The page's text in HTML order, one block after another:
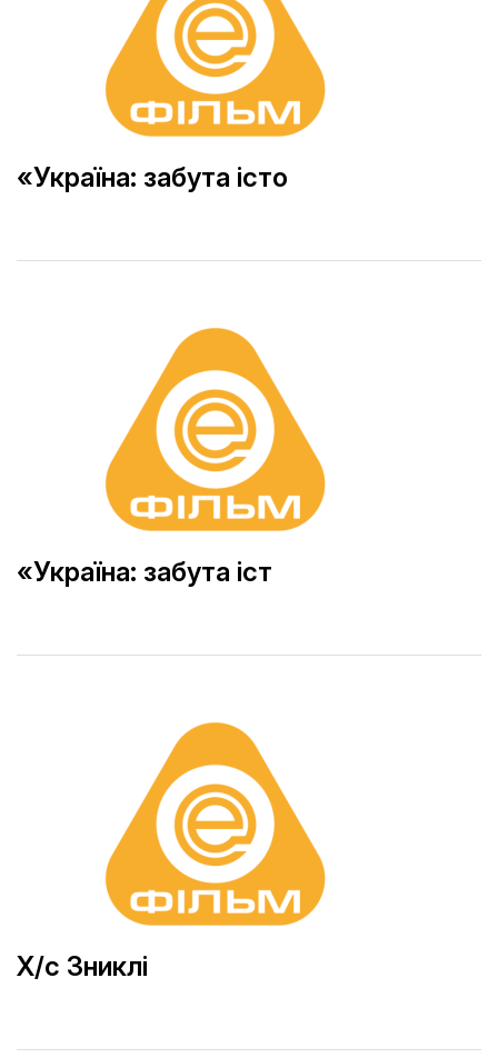
«Україна: забута істо
«Україна: забута іст
Х/с Зниклі